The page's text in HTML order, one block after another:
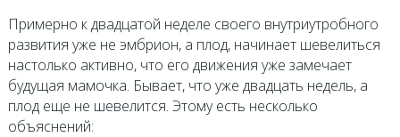
Примерно к двадцатой неделе своего внутриутробного
развития уже не эмбрион, а плод, начинает шевелиться
настолько активно, что его движения уже замечает
будущая мамочка. Бывает, что уже двадцать недель, а
плод еще не шевелится. Этому есть несколько
объяснений: